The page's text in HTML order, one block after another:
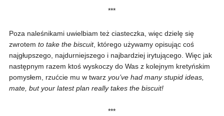
***
Poza naleśnikami uwielbiam też ciasteczka, więc dzielę się
zwrotem to take the biscuit, którego używamy opisując coś
najgłupszego, najdurniejszego i najbardziej irytującego. Więc jak
następnym razem ktoś wyskoczy do Was z kolejnym kretyńskim
pomysłem, rzućcie mu w twarz you’ve had many stupid ideas,
mate, but your latest plan really takes the biscuit!
***